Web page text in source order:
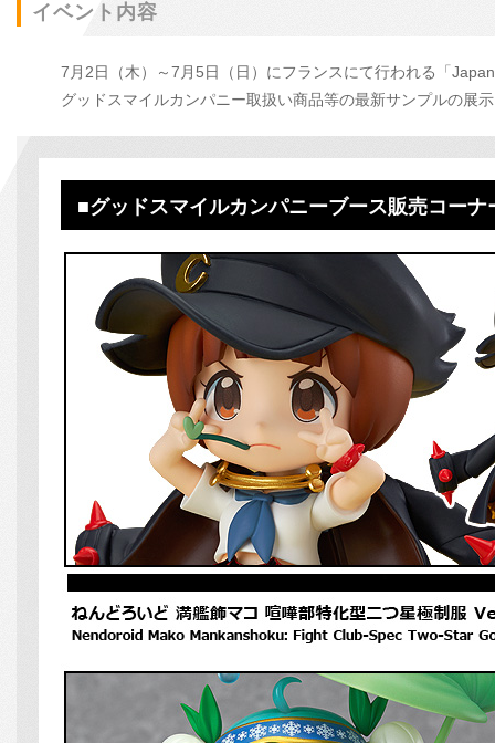
イベント内容
7月2日（木）～7月5日（日）にフランスにて行われる「
グッドスマイルカンパニー取扱い商品等の最新サンプルの展
■グッドスマイルカンパニーブース販売コーナ